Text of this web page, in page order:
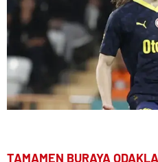
TAMAMEN BURAYA